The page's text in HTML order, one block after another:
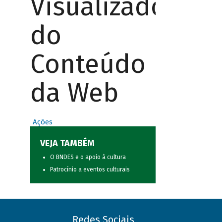
Visualizador
do
Conteúdo
da Web
Ações
VEJA TAMBÉM
O BNDES e o apoio à cultura
Patrocínio a eventos culturais
Redes Sociais